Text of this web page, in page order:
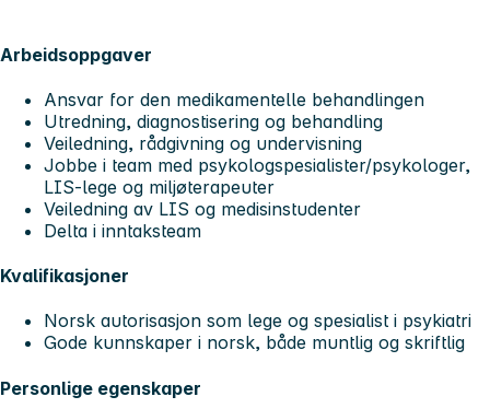
Arbeidsoppgaver
Ansvar for den medikamentelle behandlingen
Utredning, diagnostisering og behandling
Veiledning, rådgivning og undervisning
Jobbe i team med psykologspesialister/psykologer,
LIS-lege og miljøterapeuter
Veiledning av LIS og medisinstudenter
Delta i inntaksteam
Kvalifikasjoner
Norsk autorisasjon som lege og spesialist i psykiatri
Gode kunnskaper i norsk, både muntlig og skriftlig
Personlige egenskaper